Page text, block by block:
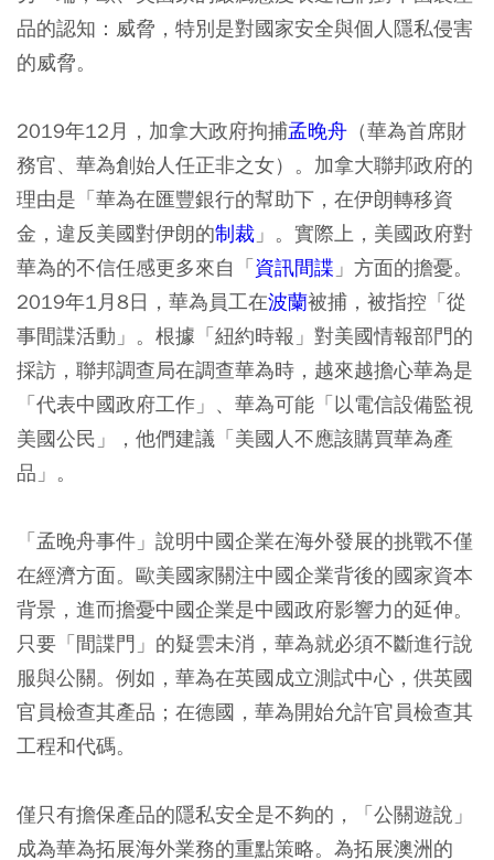
品的認知：威脅，特別是對國家安全與個人隱私侵害
的威脅。
2019年12月，加拿大政府拘捕孟晚舟 （華為首席財
務官、華為創始人任正非之女）。加拿大聯邦政府的
理由是「華為在匯豐銀行的幫助下，在伊朗轉移資
金，違反美國對伊朗的制裁 」。實際上，美國政府對
華為的不信任感更多來自「資訊間諜 」方面的擔憂。
2019年1月8日，華為員工在波蘭被捕，被指控「從
事間諜活動」。根據「紐約時報」對美國情報部門的
採訪，聯邦調查局在調查華為時，越來越擔心華為是
「代表中國政府工作」、華為可能「以電信設備監視
美國公民」，他們建議「美國人不應該購買華為產
品」。
「孟晚舟事件」說明中國企業在海外發展的挑戰不僅
在經濟方面。歐美國家關注中國企業背後的國家資本
背景，進而擔憂中國企業是中國政府影響力的延伸。
只要「間諜門」的疑雲未消，華為就必須不斷進行說
服與公關。例如，華為在英國成立測試中心，供英國
官員檢查其產品；在德國，華為開始允許官員檢查其
工程和代碼。
僅只有擔保產品的隱私安全是不夠的，「公關遊說」
成為華為拓展海外業務的重點策略。為拓展澳洲的